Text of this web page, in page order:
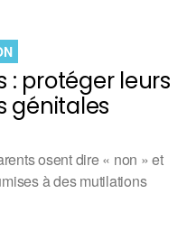
: protéger leurs
génitales
osent dire « non » et
à des mutilations